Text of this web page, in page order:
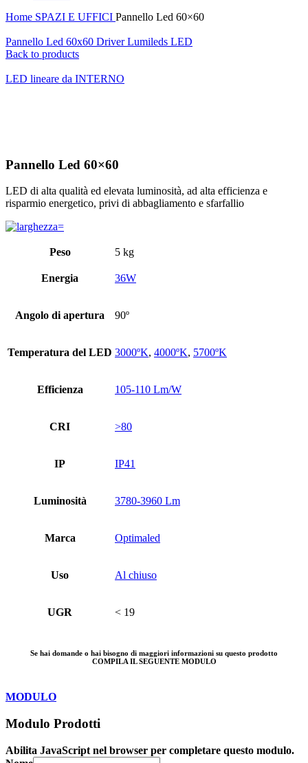
Home SPAZI E UFFICI Pannello Led 60×60
Pannello Led 60x60 Driver Lumileds LED
Back to products
LED lineare da INTERNO
Pannello Led 60×60
LED di alta qualità ed elevata luminosità, ad alta efficienza e
risparmio energetico, privi di abbagliamento e sfarfallio
Peso 5 kg
Energia 36W
Angolo di apertura 90º
Temperatura del LED 3000ºK, 4000ºK, 5700ºK
Efficienza 105-110 Lm/W
CRI >80
IP IP41
Luminosità 3780-3960 Lm
Marca Optimaled
Uso Al chiuso
UGR < 19
Se hai domande o hai bisogno di maggiori informazioni su questo prodotto
COMPILA IL SEGUENTE MODULO
MODULO
Modulo Prodotti
Abilita JavaScript nel browser per completare questo modulo.